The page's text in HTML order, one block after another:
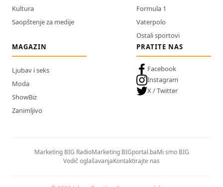
Kultura
Saopštenje za medije
Formula 1
Vaterpolo
Ostali sportovi
MAGAZIN
Ljubav i seks
Moda
ShowBiz
Zanimljivo
PRATITE NAS
Facebook
Instagram
X / Twitter
Marketing BIG RadioMarketing BIGportal.baMi smo BIG
Vodič oglašavanjaKontaktirajte nas